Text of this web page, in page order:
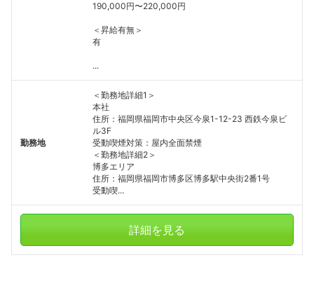
190,000円〜220,000円
＜昇給有無＞
有
...
勤務地
＜勤務地詳細1＞
本社
住所：福岡県福岡市中央区今泉1-12-23 西鉄今泉ビ
ル3F
受動喫煙対策：屋内全面禁煙
＜勤務地詳細2＞
博多エリア
住所：福岡県福岡市博多区博多駅中央街2番1号
受動喫...
詳細を見る